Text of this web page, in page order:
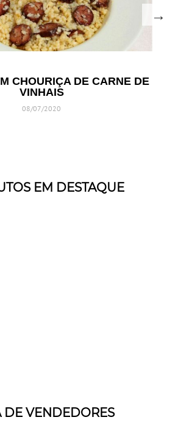
CHOURIÇA DE CARNE DE
VINHAIS
08/07/2020
EM DESTAQUE
DE VENDEDORES